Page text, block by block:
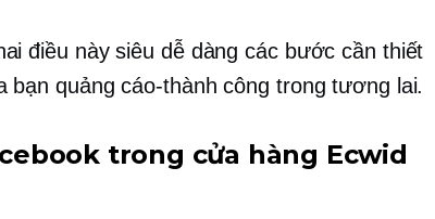
điều nàysiêu dễ dàng các bước cần thiết
bạn quảng cáo-thành công trong tương lai.
trong cửa hàng Ecwid